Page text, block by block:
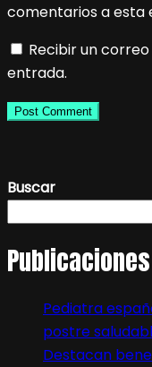
comentarios a esta
Recibir un
entrada.
Buscar
Pediatra
postre
Destacan